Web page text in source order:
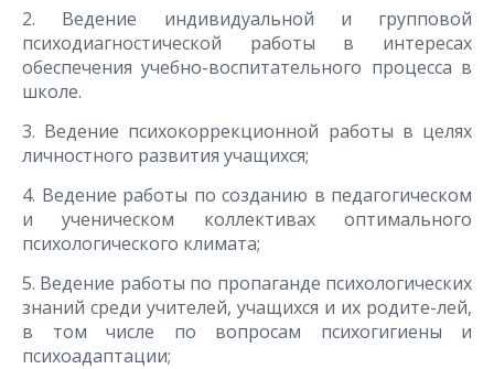
2. Ведение индивидуальной и групповой
психодиагностической работы в интересах
обеспечения учебно-воспитательного процесса в
школе.
3. Ведение психокоррекционной работы в целях
личностного развития учащихся;
4. Ведение работы по созданию в педагогическом
и ученическом коллективах оптимального
психологического климата;
5. Ведение работы по пропаганде психологических
знаний среди учителей, учащихся и их родите-лей,
в том числе по вопросам психогигиены и
психоадаптации;